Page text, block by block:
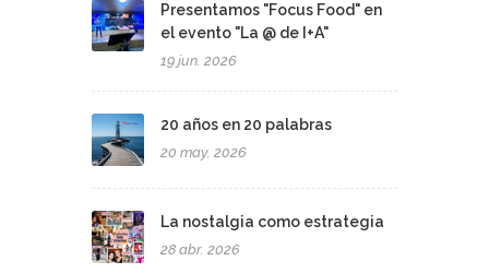
Presentamos "Focus Food" en
el evento "La @ de I+A"
19 jun. 2026
20 años en 20 palabras
20 may. 2026
La nostalgia como estrategia
28 abr. 2026